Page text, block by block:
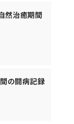
然治癒期間
の闘病記録